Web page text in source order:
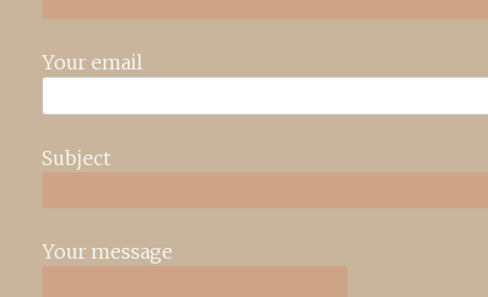
Your email
Subject
Your message